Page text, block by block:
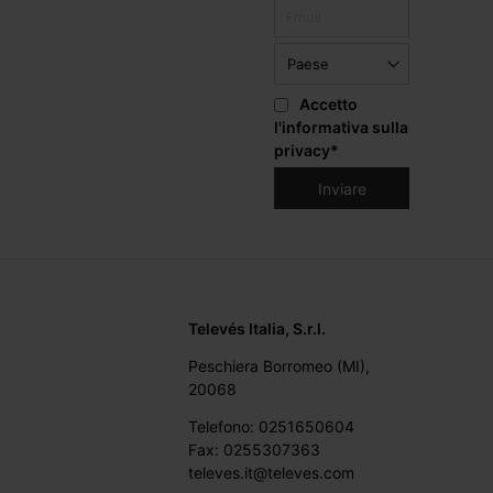
Accetto
l'informativa sulla
privacy*
Televés Italia, S.r.l.
Peschiera Borromeo (MI),
20068
Telefono: 0251650604
Fax: 0255307363
televes.it@televes.com